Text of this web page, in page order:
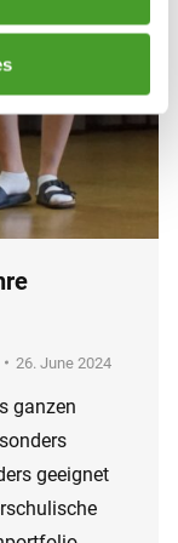
26. June 2024
ganzen
geeignet